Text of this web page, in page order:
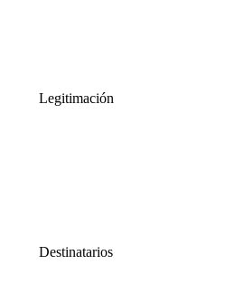
Legitimación
Destinatarios